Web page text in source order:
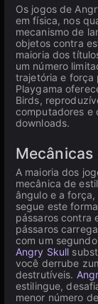
Os jogos de
em física, nos
mecanismo de
objetos contra
maioria dos
um número
trajetória e força
Playgama
Birds,
computadores e
downloads.
Mecânicas
A maioria dos
mecânica de
ângulo e a
segue este
pássaros contra
pássaros
com um
Angry Skull
você derrube
destrutíveis.
estilingue,
menor número